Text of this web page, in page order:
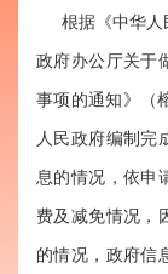
根据《中华人
政府办公厅关于
事项的通知》（
人民政府编制完
息的情况，依申
费及减免情况，
的情况，政府信